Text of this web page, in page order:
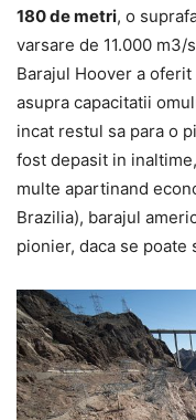
180 de metri, o
varsare de 11.000
Barajul Hoover a
asupra capacitatii
incat restul sa para o
fost depasit in
multe apartinand
Brazilia), barajul
pionier, daca se poate